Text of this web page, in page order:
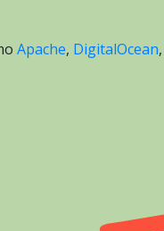
Apache, DigitalOcean,